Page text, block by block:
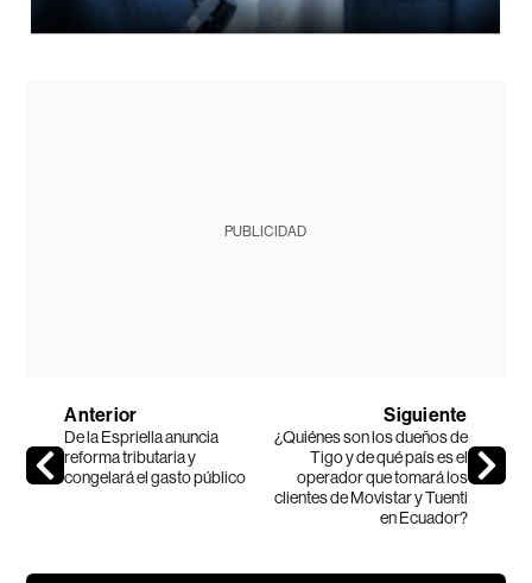
PUBLICIDAD
Anterior
De la Espriella anuncia
reforma tributaria y
congelará el gasto público
Siguiente
¿Quiénes son los dueños de
Tigo y de qué país es el
operador que tomará los
clientes de Movistar y Tuenti
en Ecuador?